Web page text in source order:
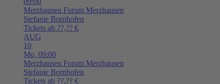
Merzhausen Forum Merzhausen
Stefanie Bornhofen
Tickets ab ??,?? €
AUG
10
Mo, 09:00
Merzhausen Forum Merzhausen
Stefanie Bornhofen
Tickets ab ??,?? €